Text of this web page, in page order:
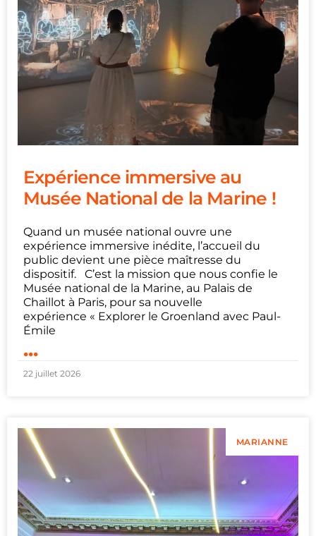
Expérience immersive au
Musée National de la Marine !
Quand un musée national ouvre une
expérience immersive inédite, l’accueil du
public devient une pièce maîtresse du
dispositif. C’est la mission que nous confie le
Musée national de la Marine, au Palais de
Chaillot à Paris, pour sa nouvelle
expérience « Explorer le Groenland avec Paul-
Émile
...
22 juillet 2026
MARIANNE